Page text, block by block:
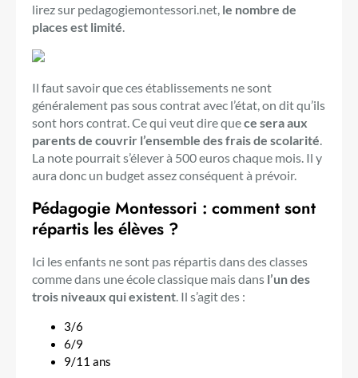
lirez sur pedagogiemontessori.net, le nombre de
places est limité.
Il faut savoir que ces établissements ne sont
généralement pas sous contrat avec l’état, on dit qu’ils
sont hors contrat. Ce qui veut dire quece sera aux
parents de couvrir l’ensemble des frais de scolarité.
La note pourrait s’élever à 500 euros chaque mois. Il y
aura donc un budget assez conséquent à prévoir.
Pédagogie Montessori : comment sont
répartis les élèves ?
Ici les enfants ne sont pas répartis dans des classes
comme dans une école classique mais dans l’un des
trois niveaux qui existent. Il s’agit des :
3/6
6/9
9/11 ans